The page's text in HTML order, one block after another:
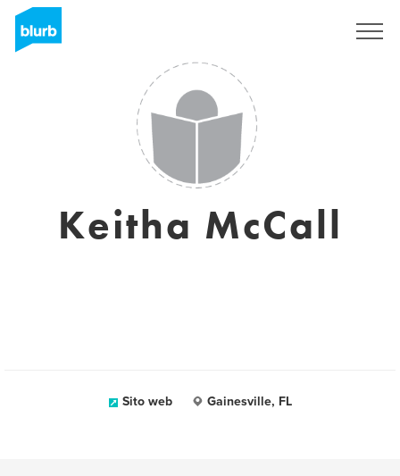
Keitha McCall
Sito web Gainesville, FL